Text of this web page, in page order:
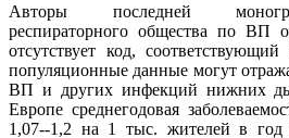
Авторы последней
респираторного общества по ВП
отсутствует код,
популяционные данные могут
ВП и других инфекций нижних
Европе среднегодовая
1,07--1,2 на 1 тыс. жителей в